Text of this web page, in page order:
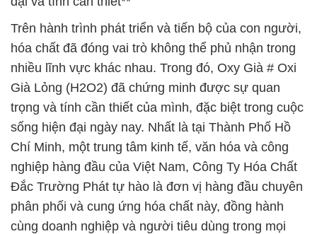
Trên hành trình phát triển và tiến bộ của con người,
hóa chất đã đóng vai trò không thể phủ nhận trong
nhiều lĩnh vực khác nhau. Trong đó, Oxy Già # Oxi
Già Lỏng (H2O2) đã chứng minh được sự quan
trọng và tính cần thiết của mình, đặc biệt trong cuộc
sống hiện đại ngày nay. Nhất là tại Thành Phố Hồ
Chí Minh, một trung tâm kinh tế, văn hóa và công
nghiệp hàng đầu của Việt Nam, Công Ty Hóa Chất
Đắc Trường Phát tự hào là đơn vị hàng đầu chuyên
phân phối và cung ứng hóa chất này, đồng hành
cùng doanh nghiệp và người tiêu dùng trong mọi